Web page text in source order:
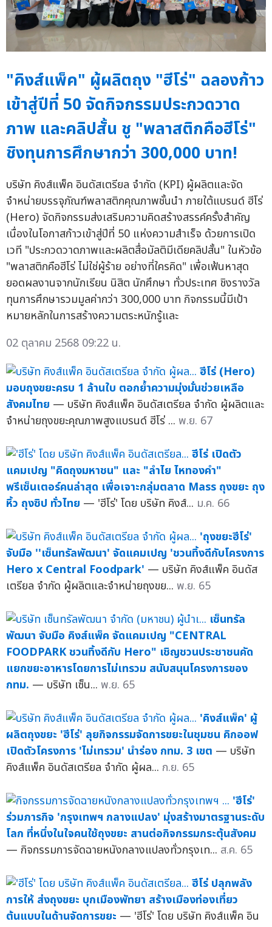
"คิงส์แพ็ค" ผู้ผลิตถุง "ฮีโร่" ฉลองก้าว
เข้าสู่ปีที่ 50 จัดกิจกรรมประกวดวาด
ภาพ และคลิปสั้น ชู "พลาสติกคือฮีโร่"
ชิงทุนการศึกษากว่า 300,000 บาท!
บริษัท คิงส์แพ็ค อินดัสเตรียล จำกัด (KPI) ผู้ผลิตและจัด
จำหน่ายบรรจุภัณฑ์พลาสติกคุณภาพชั้นนำ ภายใต้แบรนด์ ฮีโร่
(Hero) จัดกิจกรรมส่งเสริมความคิดสร้างสรรค์ครั้งสำคัญ
เนื่องในโอกาสก้าวเข้าสู่ปีที่ 50 แห่งความสำเร็จ ด้วยการเปิด
เวที "ประกวดวาดภาพและผลิตสื่อมัลติมีเดียคลิปสั้น" ในหัวข้อ
"พลาสติกคือฮีโร่ ไม่ใช่ผู้ร้าย อย่างที่ใครคิด" เพื่อเฟ้นหาสุด
ยอดผลงานจากนักเรียน นิสิต นักศึกษา ทั่วประเทศ ชิงรางวัล
ทุนการศึกษารวมมูลค่ากว่า 300,000 บาท กิจกรรมนี้มีเป้า
หมายหลักในการสร้างความตระหนักรู้และ
02 ตุลาคม 2568 09:22 น.
ฮีโร่ (Hero)
มอบถุงขยะครบ 1 ล้านใบ ตอกย้ำความมุ่งมั่นช่วยเหลือ
สังคมไทย — บริษัท คิงส์แพ็ค อินดัสเตรียล จำกัด ผู้ผลิตและ
จำหน่ายถุงขยะคุณภาพสูงแบรนด์ ฮีโร่ ... พ.ย. 67
ฮีโร่ เปิดตัว
แคมเปญ "คิดถุงมหาชน" และ "ลำไย ไหทองคำ"
พรีเซ็นเตอร์คนล่าสุด เพื่อเจาะกลุ่มตลาด Mass ถุงขยะ ถุง
หิ้ว ถุงซิป ทั่วไทย — 'ฮีโร่' โดย บริษัท คิงส์... ม.ค. 66
'ถุงขยะฮีโร่'
จับมือ ''เซ็นทรัลพัฒนา' จัดแคมเปญ 'ชวนทิ้งดีกับโครงการ
Hero x Central Foodpark' — บริษัท คิงส์แพ็ค อินดัส
เตรียล จำกัด ผู้ผลิตและจำหน่ายถุงขย... พ.ย. 65
เซ็นทรัล
พัฒนา จับมือ คิงส์แพ็ค จัดแคมเปญ "CENTRAL
FOODPARK ชวนทิ้งดีกับ Hero" เชิญชวนประชาชนคัด
แยกขยะอาหารโดยการไม่เทรวม สนับสนุนโครงการของ
กทม. — บริษัท เซ็น... พ.ย. 65
'คิงส์แพ็ค' ผู้
ผลิตถุงขยะ 'ฮีโร่' ลุยกิจกรรมจัดการขยะในชุมชน คิกออฟ
เปิดตัวโครงการ 'ไม่เทรวม' นำร่อง กทม. 3 เขต — บริษัท
คิงส์แพ็ค อินดัสเตรียล จำกัด ผู้ผล... ก.ย. 65
'ฮีโร่'
ร่วมภารกิจ 'กรุงเทพฯ กลางแปลง' มุ่งสร้างมาตรฐานระดับ
โลก ที่หนึ่งในใจคนใช้ถุงขยะ สานต่อกิจกรรมกระตุ้นสังคม
— กิจกรรมการจัดฉายหนังกลางแปลงทั่วกรุงเท... ส.ค. 65
ฮีโร่ ปลุกพลัง
การให้ ส่งถุงขยะ บุกเมืองพัทยา สร้างเมืองท่องเที่ยว
ต้นแบบในด้านจัดการขยะ — 'ฮีโร่' โดย บริษัท คิงส์แพ็ค อิน